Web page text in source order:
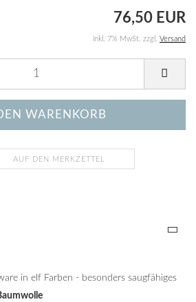
76,50 EUR
inkl. 7% MwSt. zzgl. Versand
AUF DEN MERKZETTEL
in elf Farben - besonders saugfähiges